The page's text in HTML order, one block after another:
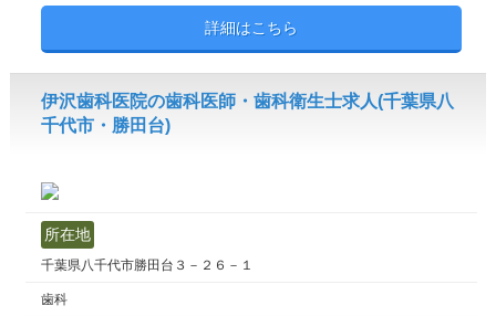
詳細はこちら
伊沢歯科医院の歯科医師・歯科衛生士求人(千葉県八
千代市・勝田台)
所在地
千葉県八千代市勝田台３－２６－１
歯科